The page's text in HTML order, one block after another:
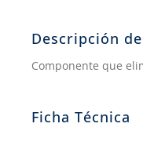
Descripción
Componente que